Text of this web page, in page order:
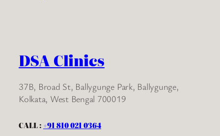
DSA Clinics
37B, Broad St, Ballygunge Park, Ballygunge,
Kolkata, West Bengal 700019
CALL : +91 810 021 0364